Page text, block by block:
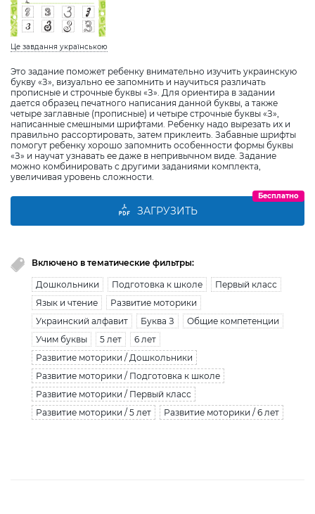
Це завдання українською
Это задание поможет ребенку внимательно изучить украинскую
букву «З», визуально ее запомнить и научиться различать
прописные и строчные буквы «З». Для ориентира в задании
дается образец печатного написания данной буквы, а также
четыре заглавные (прописные) и четыре строчные буквы «З»,
написанные смешными шрифтами. Ребенку надо вырезать их и
правильно рассортировать, затем приклеить. Забавные шрифты
помогут ребенку хорошо запомнить особенности формы буквы
«З» и научат узнавать ее даже в непривычном виде. Задание
можно комбинировать с другими заданиями комплекта,
увеличивая уровень сложности.
ЗАГРУЗИТЬ
Бесплатно
Включено в тематические фильтры:
Дошкольники Подготовка к школе
Первый класс
Язык и чтение
Развитие моторики
Украинский алфавит
Буква З
Общие компетенции
Учим буквы
5 лет
6 лет
Развитие моторики / Дошкольники
Развитие моторики / Подготовка к школе
Развитие моторики / Первый класс
Развитие моторики / 5 лет
Развитие моторики / 6 лет